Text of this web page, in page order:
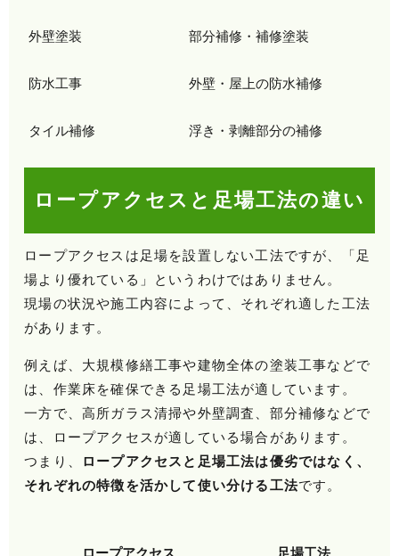
外壁塗装 部分補修・補修塗装
防水工事 外壁・屋上の防水補修
タイル補修 浮き・剥離部分の補修
ロープアクセスと足場工法の違い
ロープアクセスは足場を設置しない工法ですが、「足
場より優れている」というわけではありません。
現場の状況や施工内容によって、それぞれ適した工法
があります。
例えば、大規模修繕工事や建物全体の塗装工事などで
は、作業床を確保できる足場工法が適しています。
一方で、高所ガラス清掃や外壁調査、部分補修などで
は、ロープアクセスが適している場合があります。
つまり、
ロープアクセスと足場工法は優劣ではなく、
それぞれの特徴を活かして使い分ける工法です。
ロープアクセス 足場工法